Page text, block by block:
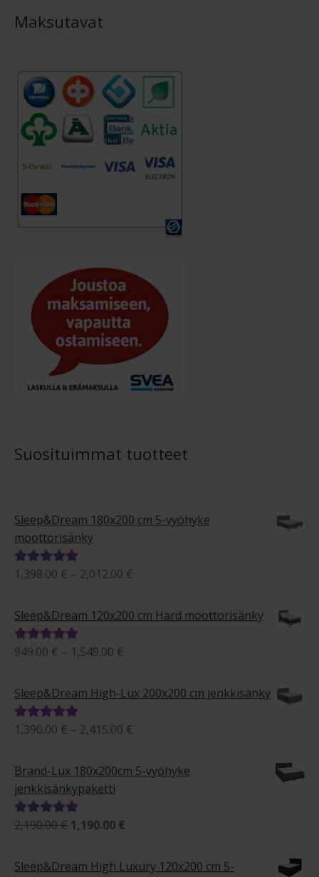
Maksutavat
Suosituimmat tuotteet
Sleep&Dream 180x200 cm 5-vyöhyke
moottorisänky
Arvostelu
5.00
/ 5
1,398.00 € – 2,012.00 €
-
Sleep&Dream 120x200 cm Hard moottorisänky
Arvostelu
5.00
/ 5
949.00 € – 1,549.00 €
Sleep&Dream High-Lux 200x200 cm jenkkisänky
Arvostelu
1,390.00 € – 2,415.00 €
-
2,415.00 €
Brand-Lux 180x200cm 5-vyöhyke
jenkkisänkypaketti
Arvostelu
2,190.00€ Alkuperäinen
1,190.00 €
Sleep&Dream High Luxury 120x200 cm 5-